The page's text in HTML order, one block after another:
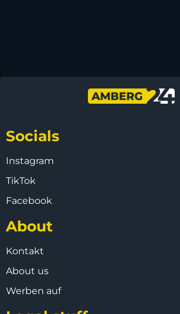
Socials
Instagram
TikTok
Facebook
About
Kontakt
About us
Werben auf